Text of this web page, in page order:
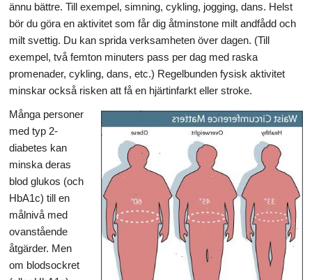
ännu bättre. Till exempel, simning, cykling, jogging, dans. Helst
bör du göra en aktivitet som får dig åtminstone milt andfådd och
milt svettig. Du kan sprida verksamheten över dagen. (Till
exempel, två femton minuters pass per dag med raska
promenader, cykling, dans, etc.) Regelbunden fysisk aktivitet
minskar också risken att få en hjärtinfarkt eller stroke.
Många personer
med typ 2-
diabetes kan
minska deras
blod glukos (och
HbA1c) till en
målnivå med
ovanstående
åtgärder. Men
om blodsockret